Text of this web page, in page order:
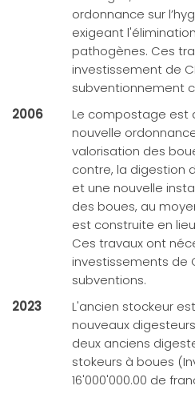
ordonnance sur
exigeant
pathogènes. Ces
investissement de
subventionnement
2006
Le compostage est
nouvelle
valorisation des
contre, la digestion
et une nouvelle
des boues, au
est construite en
Ces travaux ont
investissements de
subventions.
2023
L'ancien stockeur
nouveaux
deux anciens
stokeurs à boues
16'000'000.00 de